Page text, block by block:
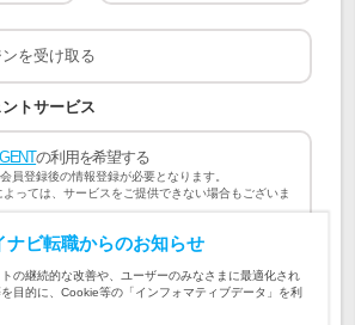
を受け取る
トサービス
の利用を希望する
員登録後の情報登録が必要となります。
っては、サービスをご提供できない場合もございま
ビ転職 会員規約
マイナビ転職AGENT
転職AGENT 個人情報の取り扱い および
ナビ転職からのお知らせ
の継続的な改善や、ユーザーのみなさまに最適化され
目的に、Cookie等の「インフォマティブデータ」を利